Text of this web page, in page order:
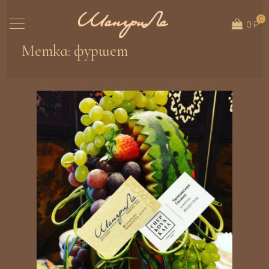
0
0 ₽
Метка: фуршет